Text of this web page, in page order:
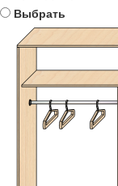
Выбрать